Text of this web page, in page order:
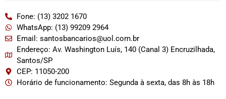
Fone: (13) 3202 1670
WhatsApp: (13) 99209 2964
Email: santosbancarios@uol.com.br
Endereço: Av. Washington Luís, 140 (Canal 3) Encruzilhada,
Santos/SP
CEP: 11050-200
Horário de funcionamento: Segunda à sexta, das 8h às 18h